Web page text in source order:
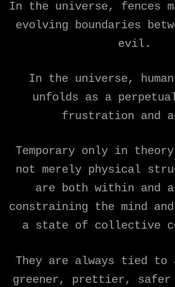
In the universe, fences
evolving boundaries
evil.
In the universe,
unfolds as a
frustration and
Temporary only in
not merely physical
are both within and
constraining the mind
a state of collective
They are always tied to
greener, prettier, safer